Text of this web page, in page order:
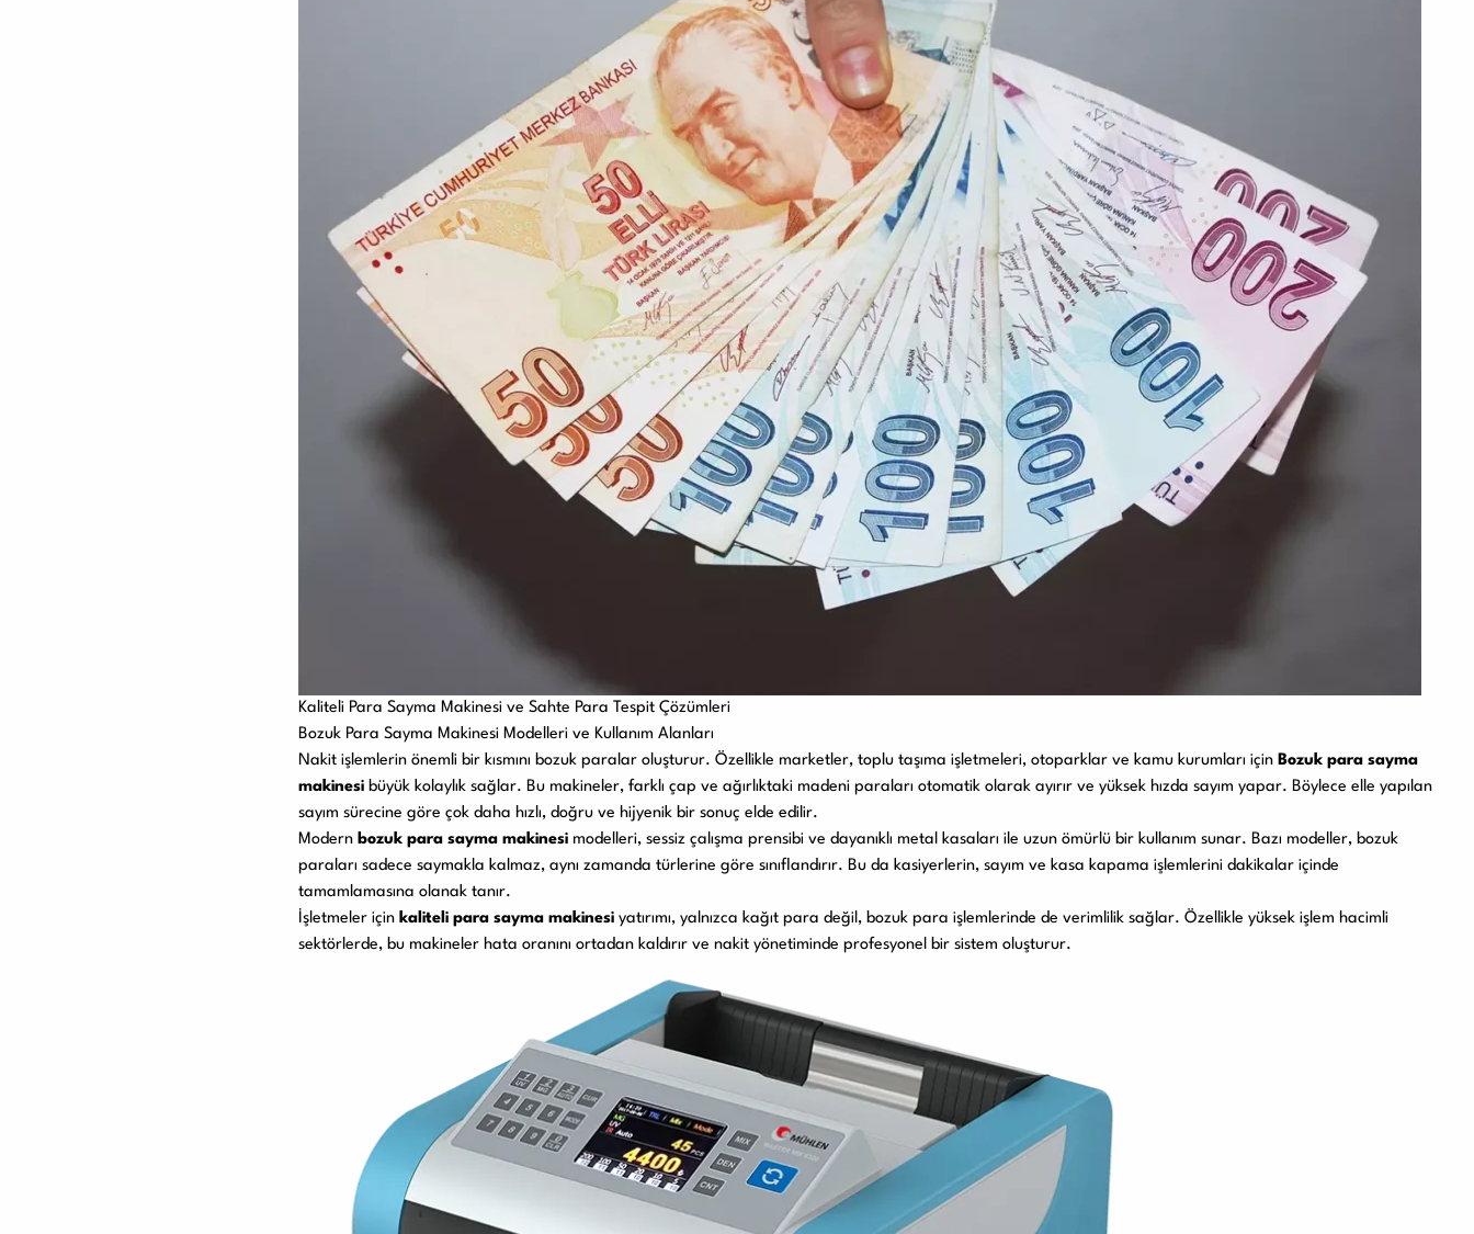
Kaliteli Para Sayma Makinesi ve Sahte Para Tespit Çözümleri
Bozuk Para Sayma Makinesi Modelleri ve Kullanım Alanları
Nakit işlemlerin önemli bir kısmını bozuk paralar oluşturur. Özellikle marketler, toplu taşıma işletmeleri, otoparklar ve kamu kurumları için Bozuk para sayma
makinesi büyük kolaylık sağlar. Bu makineler, farklı çap ve ağırlıktaki madeni paraları otomatik olarak ayırır ve yüksek hızda sayım yapar. Böylece elle yapılan
sayım sürecine göre çok daha hızlı, doğru ve hijyenik bir sonuç elde edilir.
Modern bozuk para sayma makinesi modelleri, sessiz çalışma prensibi ve dayanıklı metal kasaları ile uzun ömürlü bir kullanım sunar. Bazı modeller, bozuk
paraları sadece saymakla kalmaz, aynı zamanda türlerine göre sınıflandırır. Bu da kasiyerlerin, sayım ve kasa kapama işlemlerini dakikalar içinde
tamamlamasına olanak tanır.
İşletmeler için kaliteli para sayma makinesi yatırımı, yalnızca kağıt para değil, bozuk para işlemlerinde de verimlilik sağlar. Özellikle yüksek işlem hacimli
sektörlerde, bu makineler hata oranını ortadan kaldırır ve nakit yönetiminde profesyonel bir sistem oluşturur.